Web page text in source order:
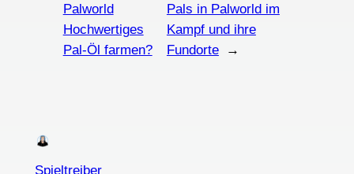
Palworld
Hochwertiges
Pal-Öl farmen?
Pals in Palworld im
Kampf und ihre
Fundorte
→
Spieltreiber